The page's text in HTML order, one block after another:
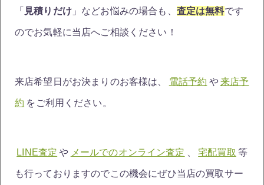
「 見積りだけ」などお悩みの場合も、 査定は無料です
のでお気軽に当店へご相談ください！
来店希望日がお決まりのお客様は、 電話予約 や来店予
約 をご利用ください。
LINE査定 や メールでのオンライン査定 宅配買取 等
も行っておりますのでこの機会にぜひ当店の買取サー